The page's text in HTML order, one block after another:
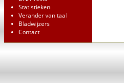
Statistieken
Verander van taal
Bladwijzers
Contact